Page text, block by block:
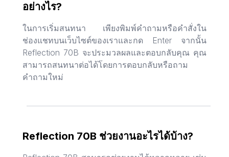
อย่างไร?
ในการเริ่มสนทนา เพียงพิมพ์คำถามหรือคำสั่งใน
ช่องแชทบนเว็บไซต์ของเราและกด Enter จากนั้น
Reflection 70B จะประมวลผลและตอบกลับคุณ คุณ
สามารถสนทนาต่อได้โดยการตอบกลับหรือถาม
คำถามใหม่
Reflection 70B ช่วยงานอะไรได้บ้าง?